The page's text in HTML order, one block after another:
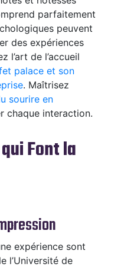
parfaitement
peuvent
des expériences
l’art de l’accueil
palace et son
. Maîtrisez
sourire en
chaque interaction.
Font la
expérience sont
l’Université de